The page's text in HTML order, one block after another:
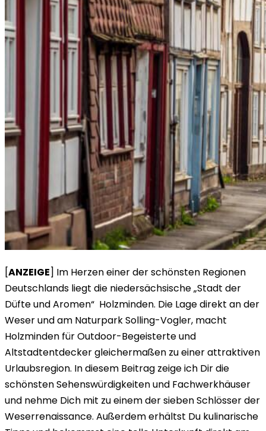
[ANZEIGE] Im Herzen einer der schönsten Regionen
Deutschlands liegt die niedersächsische „Stadt der
Düfte und Aromen“ Holzminden. Die Lage direkt an der
Weser und am Naturpark Solling-Vogler, macht
Holzminden für Outdoor-Begeisterte und
Altstadtentdecker gleichermaßen zu einer attraktiven
Urlaubsregion. In diesem Beitrag zeige ich Dir die
schönsten Sehenswürdigkeiten und Fachwerkhäuser
und nehme Dich mit zu einem der sieben Schlösser der
Weserrenaissance. Außerdem erhältst Du kulinarische